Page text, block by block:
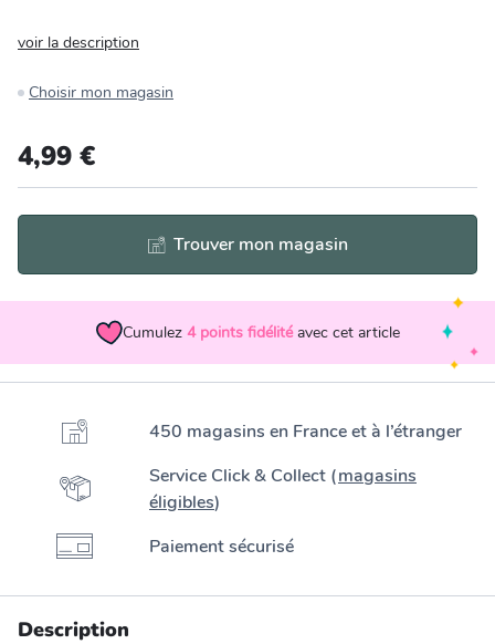
voir la description
Choisir mon magasin
4,99 €
Trouver mon magasin
Cumulez 4 points fidélité avec cet article
450 magasins en France et à l’étranger
Service Click & Collect (magasins
éligibles)
Paiement sécurisé
Description